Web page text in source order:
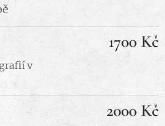
v
1700 Kč
2000 Kč